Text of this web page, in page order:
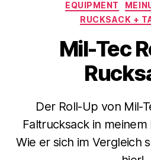
EQUIPMENT
RUCKSACK +
Mil-Tec
Der Roll-Up von Mil-
Faltrucksack in
Wie er sich im Vergleich